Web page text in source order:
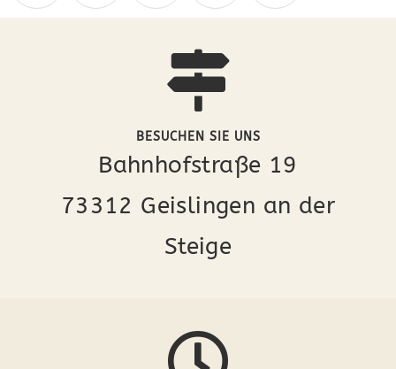
BESUCHEN SIE UNS
Bahnhofstraße 19
73312 Geislingen an der
Steige